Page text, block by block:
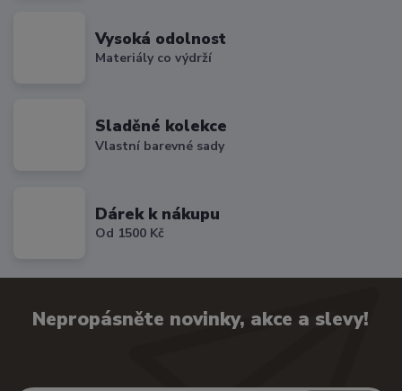
Vysoká odolnost
Materiály co výdrží
Sladěné kolekce
Vlastní barevné sady
Dárek k nákupu
Od 1500 Kč
Nepropásněte novinky, akce a slevy!